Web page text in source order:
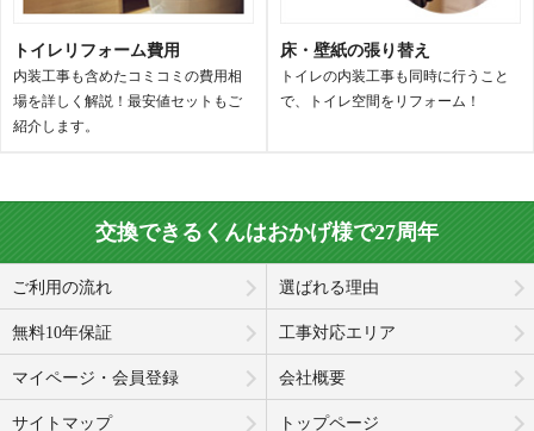
トイレリフォーム費用
内装工事も含めたコミコミの費用相
場を詳しく解説！最安値セットもご
紹介します。
床・壁紙の張り替え
トイレの内装工事も同時に行うこと
で、トイレ空間をリフォーム！
交換できるくんはおかげ様で27周年
ご利用の流れ 選ばれる理由
無料10年保証 工事対応エリア
マイページ・会員登録 会社概要
サイトマップ トップページ